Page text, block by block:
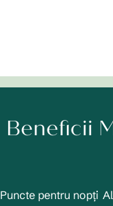
Beneficii
Puncte pentru nopți